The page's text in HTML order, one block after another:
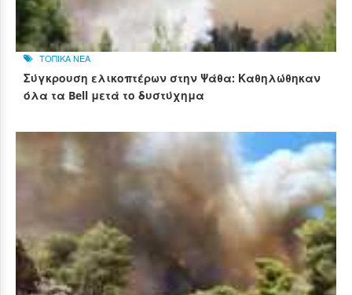
ΤΟΠΙΚΑ ΝΕΑ
Σύγκρουση ελικοπτέρων στην Ψάθα: Καθηλώθηκαν
όλα τα Bell μετά το δυστύχημα